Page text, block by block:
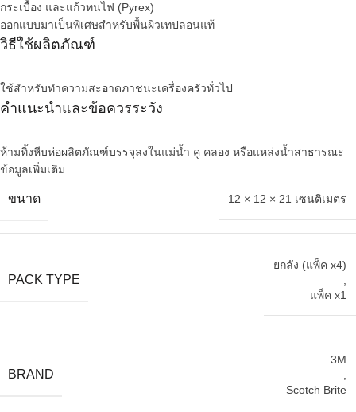
กระเบื้อง และแก้วทนไฟ (Pyrex)
ออกแบบมาเป็นพิเศษสำหรับพื้นผิวเทปลอนแท้
วิธีใช้ผลิตภัณฑ์
ใช้สำหรับทำความสะอาดภาชนะเครื่องครัวทั่วไป
คำแนะนำและข้อควรระวัง
ห้ามทิ้งหีบห่อผลิตภัณฑ์บรรจุลงในแม่น้ำ คู คลอง หรือแหล่งน้ำสาธารณะ
ข้อมูลเพิ่มเติม
ขนาด 12 × 12 × 21 เซนติเมตร
PACK TYPE
ยกลัง (แพ็ค x4)
,
แพ็ค x1
BRAND
3M
,
Scotch Brite